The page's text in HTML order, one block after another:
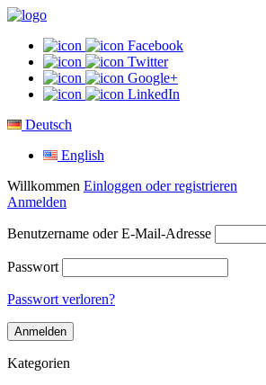
Facebook
Twitter
Google+
LinkedIn
Deutsch
English
Willkommen Einloggen oder registrieren
Anmelden
Benutzername oder E-Mail-Adresse
Passwort
Passwort verloren?
Kategorien